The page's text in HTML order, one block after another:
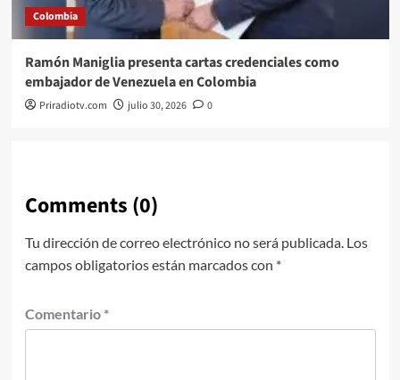
Colombia
Ramón Maniglia presenta cartas credenciales como
embajador de Venezuela en Colombia
Priradiotv.com julio 30, 2026 0
Comments (0)
Tu dirección de correo electrónico no será publicada. Los
campos obligatorios están marcados con *
Comentario *